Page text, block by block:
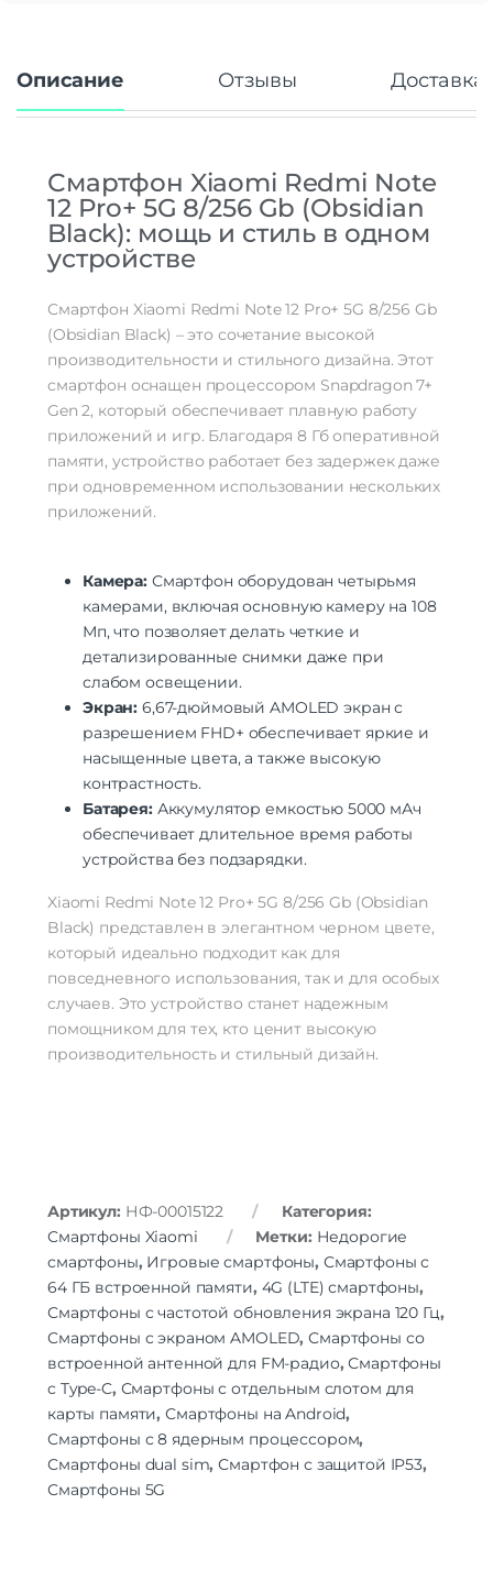
Разрешение
Число пикселей на дюйм
Особенности экрана
царапинам стекло | цветной экран
Стандарт связи/интернет
Количество сим карт
Стандарт Wi-Fi
802.11ax
Интернет
Процессор
Процессор
MediaTek Dimensity 1080
процессора
Характеристики процессора
количество ядер: 8 | частота: 2600 МГц
| видеопроцессор: Mali-G68 MC4 |
Камера
Количество тыловых камер
Разрешение основной
2 МП | 8 МП | 200 МП
Время работы с видео
Макс. разрешение видео
3840×2160
Функции камеры
тыловая вспышка | тройная камера |
режим | без вспышки | выдвижная
Особенности камеры
f/2.4 | f/2.2 | сверхширокоугольная |
макро | портретная | f/1,65 | 2 Мп | 8 Мп
Аккумулятор
Аккумулятор
Емкость аккумулятора
Время работы
Интерфейсы/разъемы
Тип разъема для зарядки
Версия Bluetooth
Питание
Функции зарядки
Навигация
Навигация
A-GPS | BeiDou | GALILEO | GPS |
Дополнительно
Оперативная Память
Описание Отзывы Доставка
Смартфон Xiaomi Redmi Note
12 Pro+ 5G 8/256 Gb (Obsidian
Black): мощь и стиль в одном
устройстве
Смартфон Xiaomi Redmi Note 12 Pro+ 5G 8/256 Gb
(Obsidian Black) – это сочетание высокой
производительности и стильного дизайна. Этот
смартфон оснащен процессором Snapdragon 7+
Gen 2, который обеспечивает плавную работу
приложений и игр. Благодаря 8 Гб оперативной
памяти, устройство работает без задержек даже
при одновременном использовании нескольких
приложений.
Камера: Смартфон оборудован четырьмя
камерами, включая основную камеру на 108
Мп, что позволяет делать четкие и
детализированные снимки даже при
слабом освещении.
Экран: 6,67-дюймовый AMOLED экран с
разрешением FHD+ обеспечивает яркие и
насыщенные цвета, а также высокую
контрастность.
Батарея:Аккумулятор емкостью 5000 мАч
обеспечивает длительное время работы
устройства без подзарядки.
Xiaomi Redmi Note 12 Pro+ 5G 8/256 Gb (Obsidian
Black) представлен в элегантном черном цвете,
который идеально подходит как для
повседневного использования, так и для особых
случаев. Это устройство станет надежным
помощником для тех, кто ценит высокую
производительность и стильный дизайн.
Артикул: НФ-00015122
Категория:
Смартфоны Xiaomi
Метки: Недорогие
смартфоны, Игровые смартфоны, Смартфоны с
64 ГБ встроенной памяти, 4G (LTE) смартфоны,
Смартфоны с частотой обновления экрана 120 Гц,
Смартфоны с экраном AMOLED,Смартфоны со
встроенной антенной для FM-радио,Смартфоны
с Type-C, Смартфоны с отдельным слотом для
карты памяти,Смартфоны на Android,
Смартфоны с 8 ядерным процессором,
Смартфоны dual sim,Смартфон с защитой IP53,
Смартфоны 5G